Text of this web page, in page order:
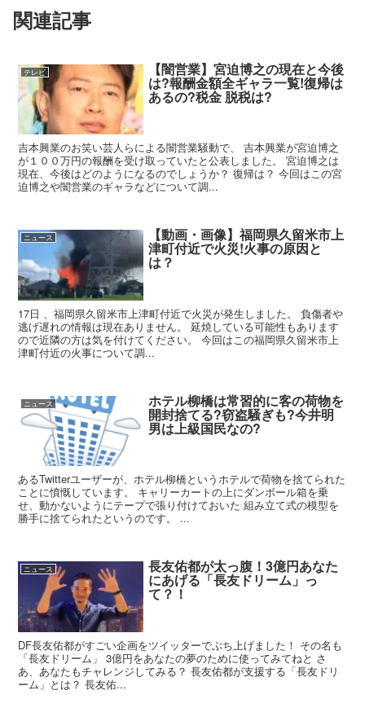
関連記事
テレビ 【闇営業】宮迫博之の現在と今後
は?報酬金額全ギャラ一覧!復帰は
あるの?税金 脱税は?
吉本興業のお笑い芸人らによる闇営業騒動で、 吉本興業が宮迫博之
が１００万円の報酬を受け取っていたと公表しました。 宮迫博之は
現在、今後はどのようになるのでしょうか？ 復帰は？ 今回はこの宮
迫博之や闇営業のギャラなどについて調...
ニュース 【動画・画像】福岡県久留米市上
津町付近で火災!火事の原因と
は？
17日 、福岡県久留米市上津町付近で火災が発生しました。 負傷者や
逃げ遅れの情報は現在ありません。 延焼している可能性もあります
ので近隣の方は気を付けてください。 今回はこの福岡県久留米市上
津町付近の火事について調...
ニュース ホテル柳橋は常習的に客の荷物を
開封捨てる?窃盗騒ぎも?今井明
男は上級国民なの?
あるTwitterユーザーが、ホテル柳橋というホテルで荷物を捨てられた
ことに憤慨しています。 キャリーカートの上にダンボール箱を乗
せ、動かないようにテープで張り付けておいた 組み立て式の模型を
勝手に捨てられたというのです。 ...
ニュース 長友佑都が太っ腹！3億円あなた
にあげる「長友ドリーム」っ
て？！
DF長友佑都がすごい企画をツイッターでぶち上げました！ その名も
「長友ドリーム」 3億円をあなたの夢のために使ってみてねと さ
あ、あなたもチャレンジしてみる？ 長友佑都が支援する「長友ドリ
ーム」とは？ 長友佑...